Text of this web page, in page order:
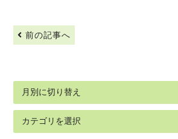
前の記事へ